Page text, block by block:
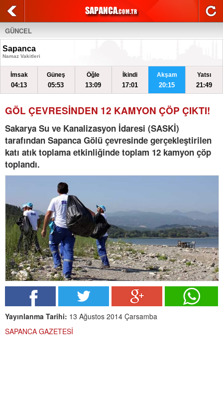
GÜNCEL
Sapanca
Namaz Vakitleri
İmsak
04:13
Güneş
05:53
Öğle
13:09
İkindi
17:01
Akşam
20:15
Yatsı
21:49
GÖL ÇEVRESİNDEN 12 KAMYON ÇÖP ÇIKTI!
Sakarya Su ve Kanalizasyon İdaresi (SASKİ)
tarafından Sapanca Gölü çevresinde gerçekleştirilen
katı atık toplama etkinliğinde toplam 12 kamyon çöp
toplandı.
Yayınlanma Tarihi: 13 Ağustos 2014 Çarsamba
SAPANCA GAZETESİ